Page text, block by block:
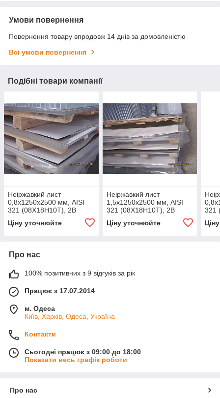
Умови повернення
Повернення товару впродовж 14 днів за домовленістю
Всі умови повернення
Подібні товари компанії
Неіржавкий лист
0,8х1250х2500 мм, AISI
321 (08X18H10Т), 2В
Ціну уточнюйте
Неіржавкий лист
1,5х1250х2500 мм, AISI
321 (08X18H10Т), 2В
Ціну уточнюйте
321
Про нас
100% позитивних з 9 відгуків за рік
Працює з 17.07.2014
м. Одеса
Київ, Харків, Одеса, Україна
Контакти
Сьогодні працює з 09:00 до 18:00
Показати весь графік роботи
Про нас